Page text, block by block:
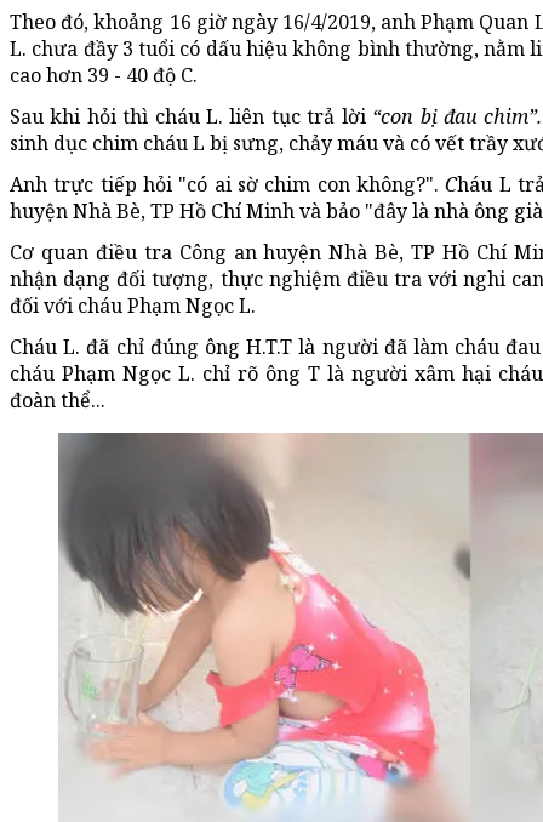
Theo đó, khoảng 16 giờ ngày 16/4/2019, anh Phạm
L. chưa đầy 3 tuổi có dấu hiệu không bình thường,
cao hơn 39 - 40 độ C.
Sau khi hỏi thì cháu L. liên tục trả lời “con bị đau chim”.
sinh dục chim cháu L bị sưng, chảy máu và có vết trầy
Anh trực tiếp hỏi "có ai sờ chim con không?".Cháu L
huyện Nhà Bè, TP Hồ Chí Minh và bảo "đây là nhà ông
Cơ quan điều tra Công an huyện Nhà Bè, TP Hồ Chí
nhận dạng đối tượng, thực nghiệm điều tra với nghi
đối với cháu Phạm Ngọc L.
Cháu L. đã chỉ đúng ông H.T.T là người đã làm cháu
cháu Phạm Ngọc L. chỉ rõ ông T là người xâm hại
đoàn thể...